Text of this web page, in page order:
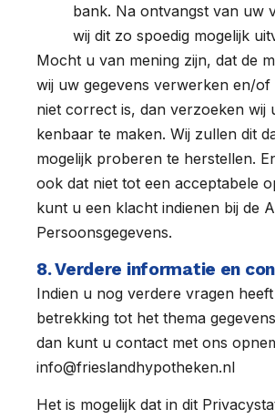
bank. Na ontvangst van uw
wij dit zo spoedig mogelijk
Mocht u van mening zijn, dat de
wij uw gegevens verwerken en/of
niet correct is, dan verzoeken wij
kenbaar te maken. Wij zullen dit
mogelijk proberen te herstellen.
ook dat niet tot een acceptabele
kunt u een klacht indienen bij de
Persoonsgegevens.
8. Verdere informatie en
Indien u nog verdere vragen
betrekking tot het thema
dan kunt u contact met ons
info@frieslandhypotheken.nl
Het is mogelijk dat in dit